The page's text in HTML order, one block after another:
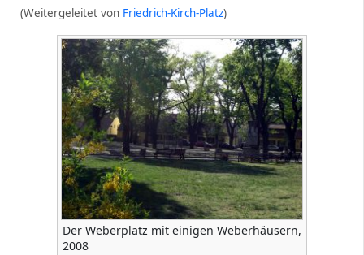
(Weitergeleitet von Friedrich-Kirch-Platz)
Der Weberplatz mit einigen Weberhäusern,
2008